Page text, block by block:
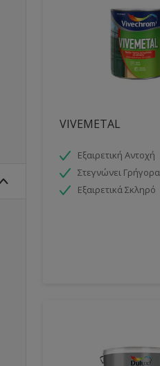
VIVEMETAL
Εξαιρετική Αντοχή
Στεγνώνει Γρήγορα
Εξαιρετικά Σκληρό